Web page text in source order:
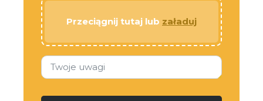
Przeciągnij tutaj lub załaduj
Twoje uwagi